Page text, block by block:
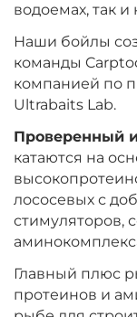
Диаметр:
Вкус:
водоемах, так и
Наши бойлы
команды
компанией по
Ultrabaits Lab.
Проверенный
катаются на
лососевых с
стимуляторов,
Главный плюс
протеинов и